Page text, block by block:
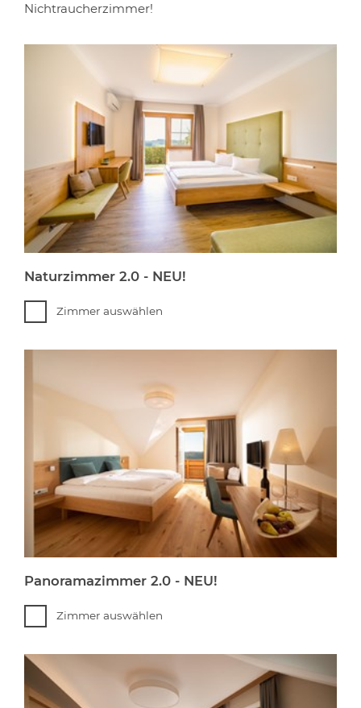
Nichtraucherzimmer!
Naturzimmer 2.0 - NEU!
Zimmer auswählen
Panoramazimmer 2.0 - NEU!
Zimmer auswählen